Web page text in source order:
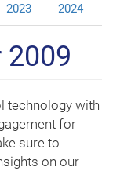
2023 2024
2009
technology with
for
sure to
on our